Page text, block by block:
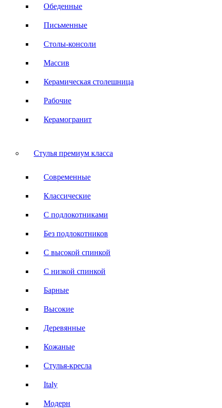
Обеденные
Письменные
Столы-консоли
Массив
Керамическая столешница
Рабочие
Керамогранит
Стулья премиум класса
Современные
Классические
С подлокотниками
Без подлокотников
С высокой спинкой
С низкой спинкой
Барные
Высокие
Деревянные
Кожаные
Стулья-кресла
Italy
Модерн